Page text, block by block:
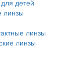
детей
линзы
линзы
линзы